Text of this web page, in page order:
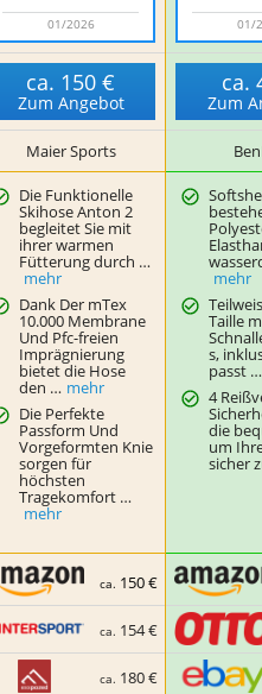
01/2026 01/
ca. 150 €
Zum Angebot
ca.
Zum
Maier Sports
Die Funktionelle
Skihose Anton 2
begleitet Sie mit
ihrer warmen
Fütterung durch …
mehr
Dank Der mTex
10.000 Membrane
Und Pfc-freien
Imprägnierung
bietet die Hose
den … mehr
Die Perfekte
Passform Und
Vorgeformten Knie
sorgen für
höchsten
Tragekomfort …
mehr
mehr
Taille
s,
passt …
4
die
um
sicher
ca. 150 €
ca. 154 €
ca. 180 €